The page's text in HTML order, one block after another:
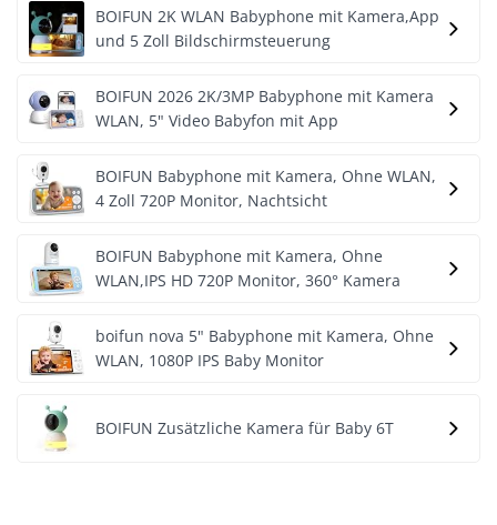
BOIFUN 2K WLAN Babyphone mit Kamera,App
und 5 Zoll Bildschirmsteuerung
BOIFUN 2026 2K/3MP Babyphone mit Kamera
WLAN, 5" Video Babyfon mit App
BOIFUN Babyphone mit Kamera, Ohne WLAN,
4 Zoll 720P Monitor, Nachtsicht
BOIFUN Babyphone mit Kamera, Ohne
WLAN,IPS HD 720P Monitor, 360° Kamera
boifun nova 5" Babyphone mit Kamera, Ohne
WLAN, 1080P IPS Baby Monitor
BOIFUN Zusätzliche Kamera für Baby 6T